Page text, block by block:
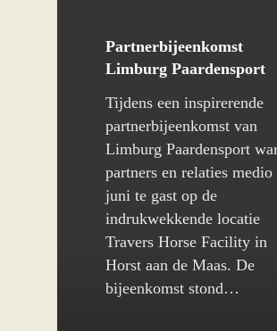
Partnerbijeenkomst
Limburg Paardensport
Tijdens een inspirerende
partnerbijeenkomst van
Limburg Paardensport
partners en relaties medio
juni te gast op de
indrukwekkende locatie
Travers Horse Facility in
Horst aan de Maas. De
bijeenkomst stond…